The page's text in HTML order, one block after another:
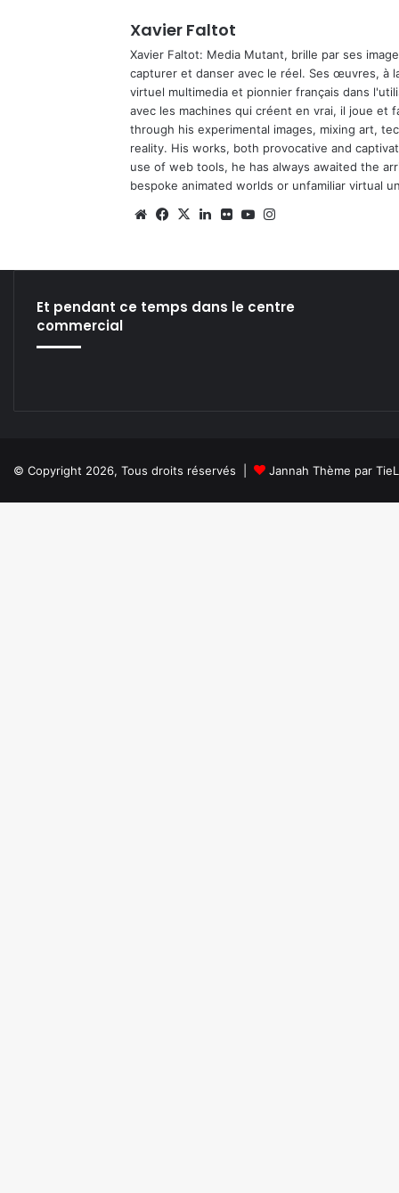
Xavier Faltot
Xavier Faltot: Media Mutant, brille par ses
capturer et danser avec le réel. Ses œuvres, à
virtuel multimedia et pionnier français dans
avec les machines qui créent en vrai, il joue et
through his experimental images, mixing art,
reality. His works, both provocative and
use of web tools, he has always awaited the
bespoke animated worlds or unfamiliar virtual
We Fa
X
Lin Fli Yo
Et pendant ce temps dans le centre
commercial
© Copyright 2026, Tous droits réservés | Jannah Thème par